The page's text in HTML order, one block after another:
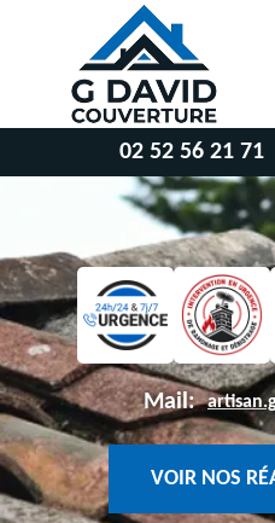
02 52 56 21 71
Mail:
VOIR NOS